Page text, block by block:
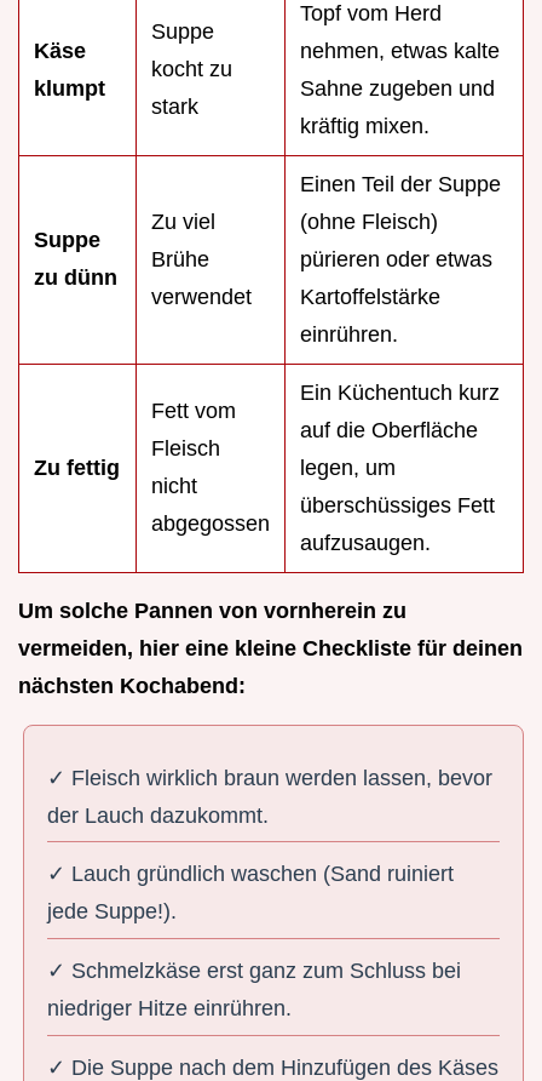
Käse
klumpt
Suppe
kocht zu
stark
Topf vom Herd
nehmen, etwas kalte
Sahne zugeben und
kräftig mixen.
Suppe
zu dünn
Zu viel
Brühe
verwendet
Einen Teil der Suppe
(ohne Fleisch)
pürieren oder etwas
Kartoffelstärke
einrühren.
Zu fettig
Fett vom
Fleisch
nicht
abgegossen
Ein Küchentuch kurz
auf die Oberfläche
legen, um
überschüssiges Fett
aufzusaugen.
Um solche Pannen von vornherein zu
vermeiden, hier eine kleine Checkliste für deinen
nächsten Kochabend:
✓ Fleisch wirklich braun werden lassen, bevor
der Lauch dazukommt.
✓ Lauch gründlich waschen (Sand ruiniert
jede Suppe!).
✓ Schmelzkäse erst ganz zum Schluss bei
niedriger Hitze einrühren.
✓ Die Suppe nach dem Hinzufügen des Käses